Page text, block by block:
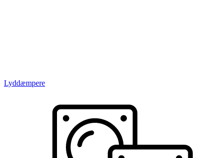
Lyddæmpere